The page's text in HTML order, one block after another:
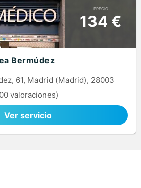
PRECIO
134 €
Bermúdez
61, Madrid (Madrid), 28003
valoraciones)
Ver servicio